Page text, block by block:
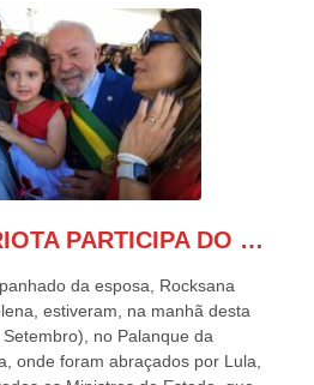
GONZAGA PATRIOTA PARTICIPA DO DESFILE DA INDEPENDÊNCIA NO PALANQUE DA PRESIDÊNCIA DA REPÚBLICA E É ABRAÇADO POR LULA E POR GERALDO ALCKMIN.
da esposa, Rocksana
estiveram, na manhã desta
no Palanque da
onde foram abraçados por Lula,